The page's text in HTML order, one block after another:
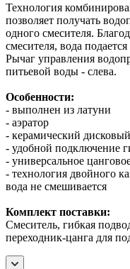
Технология
позволяет получать
одного смесителя.
смесителя, вода
Рычаг управления
питьевой воды - слева.
Особенности:
- выполнен из латуни
- аэратор
- керамический
- удобной подключение
- универсальное
- технология двойного
вода не смешивается
Комплект поставки:
Смеситель, гибкая
переходник-цанга для